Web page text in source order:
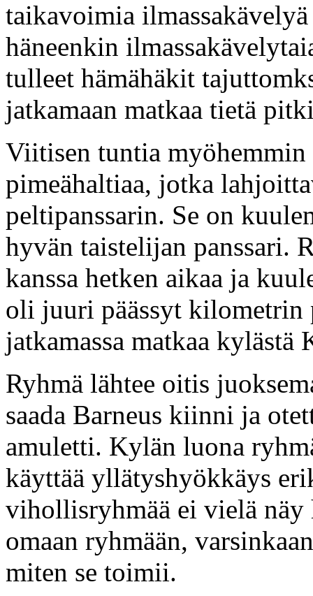
taikavoimia
häneenkin
tulleet hämähäkit
jatkamaan matkaa tietä
Viitisen tuntia myöhemmin
pimeähaltiaa, jotka
peltipanssarin. Se on
hyvän taistelijan panssari.
kanssa hetken aikaa ja
oli juuri päässyt kilometrin
jatkamassa matkaa kylästä
Ryhmä lähtee oitis
saada Barneus kiinni ja
amuletti. Kylän luona
käyttää yllätyshyökkäys
vihollisryhmää ei vielä näy
omaan ryhmään,
miten se toimii.